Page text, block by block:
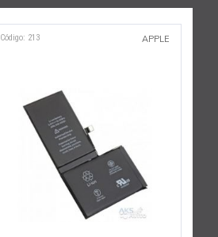
Código: 213 APPLE